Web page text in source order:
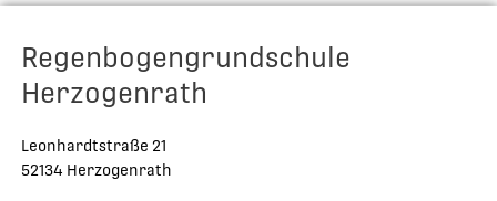
Regenbogengrundschule
Herzogenrath
Leonhardtstraße 21
52134 Herzogenrath